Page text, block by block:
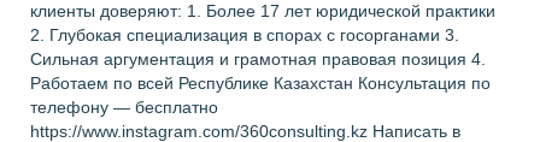
клиенты доверяют: 1. Более 17 лет юридической практики
2. Глубокая специализация в спорах с госорганами 3.
Сильная аргументация и грамотная правовая позиция 4.
Работаем по всей Республике Казахстан Консультация по
телефону — бесплатно
https://www.instagram.com/360consulting.kz Написать в